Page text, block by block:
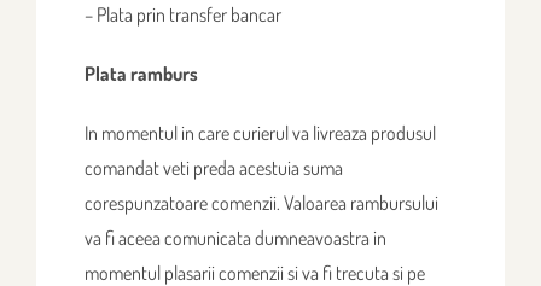
– Plata prin transfer bancar
Plata ramburs
In momentul in care curierul va livreaza produsul
comandat veti preda acestuia suma
corespunzatoare comenzii. Valoarea rambursului
va fi aceea comunicata dumneavoastra in
momentul plasarii comenzii si va fi trecuta si pe